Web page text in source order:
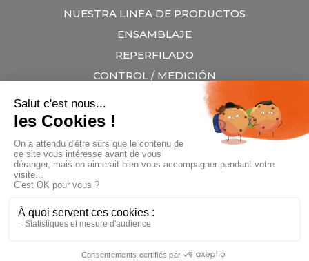
NUESTRA LINEA DE PRODUCTOS
ENSAMBLAJE
REPERFILADO
CONTROL / MEDICIÓN
ELEVACIÓN Y MANIPULACIÓN
UNA PRESENCIA INTERNACIONAL
NOTICIAS
CONTACTO
Promatec Digital